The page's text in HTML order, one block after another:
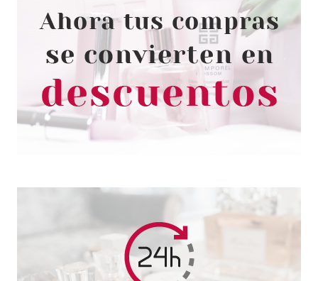
ECRAN
ECRAN CREMA PROTECTORA
SOL DOBLE ACCION SPF 30 200
ML
desde
2.15€